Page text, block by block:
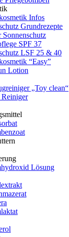
Infos
Grundrezepte
Sonnenschutz
SPF 37
LSF 25 & 40
“Easy”
Lotion
„Toy clean“
Lösung